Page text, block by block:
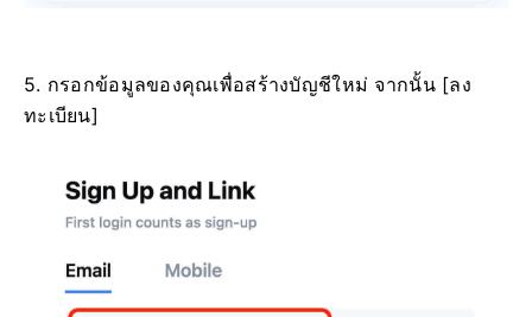
5. กรอกข้อมูลของคุณเพื่อสร้างบัญชีใหม่ จากนั้น [ลง
ทะเบียน]